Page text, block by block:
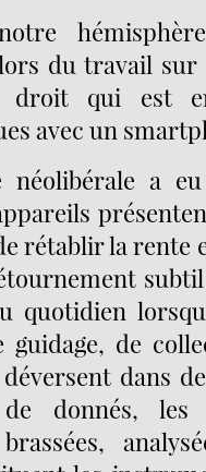
du travail sur
droit qui est
avec un
néolibérale a
rétablir la rente
quotidien
guidage, de
dans
de donnés,